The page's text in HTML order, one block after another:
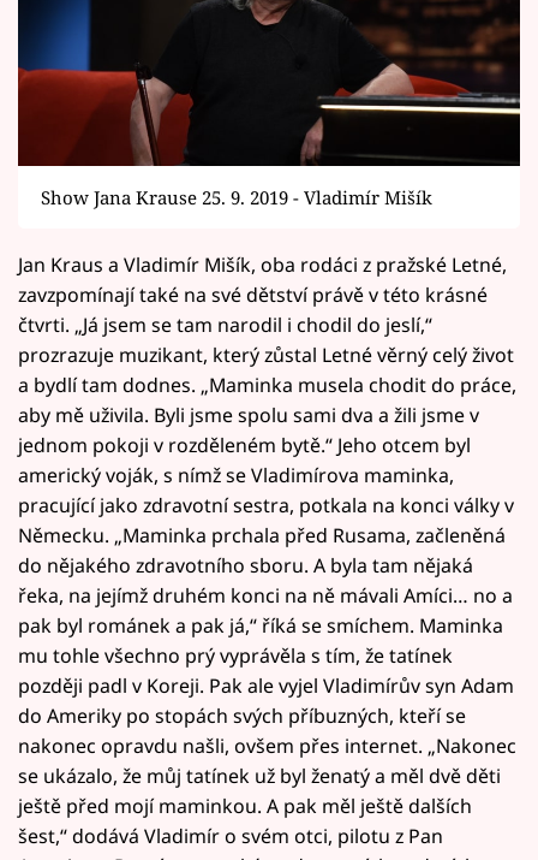
Show Jana Krause 25. 9. 2019 - Vladimír Mišík
Jan Kraus a Vladimír Mišík, oba rodáci z pražské Letné,
zavzpomínají také na své dětství právě v této krásné
čtvrti. „Já jsem se tam narodil i chodil do jeslí,“
prozrazuje muzikant, který zůstal Letné věrný celý život
a bydlí tam dodnes. „Maminka musela chodit do práce,
aby mě uživila. Byli jsme spolu sami dva a žili jsme v
jednom pokoji v rozděleném bytě.“ Jeho otcem byl
americký voják, s nímž se Vladimírova maminka,
pracující jako zdravotní sestra, potkala na konci války v
Německu. „Maminka prchala před Rusama, začleněná
do nějakého zdravotního sboru. A byla tam nějaká
řeka, na jejímž druhém konci na ně mávali Amíci… no a
pak byl románek a pak já,“ říká se smíchem. Maminka
mu tohle všechno prý vyprávěla s tím, že tatínek
později padl v Koreji. Pak ale vyjel Vladimírův syn Adam
do Ameriky po stopách svých příbuzných, kteří se
nakonec opravdu našli, ovšem přes internet. „Nakonec
se ukázalo, že můj tatínek už byl ženatý a měl dvě děti
ještě před mojí maminkou. A pak měl ještě dalších
šest,“ dodává Vladimír o svém otci, pilotu z Pan